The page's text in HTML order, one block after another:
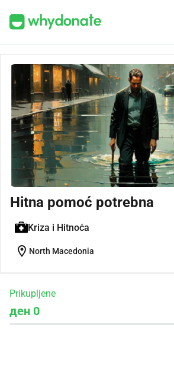
Hitna pomoć potrebna
Kriza i Hitnoća
location_on North Macedonia
Prikupljene
ден 0